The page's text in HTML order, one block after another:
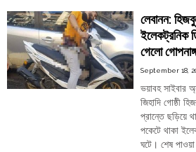
History
Articles
Love
Jihad
লেবানন:
ইলেকট্রনিক
গেলো
September 18,
ভয়াবহ সাইবার
জিহাদি গোষ্ঠী
প্রান্তে ছড়িয়ে
পকেটে থাকা
ঘটে। শেষ